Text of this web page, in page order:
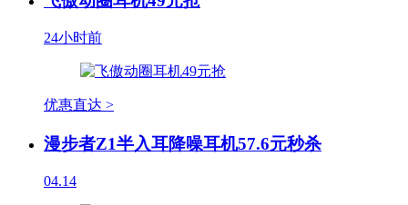
24小时前
优惠直达 >
漫步者Z1半入耳降噪耳机57.6元秒杀
04.14